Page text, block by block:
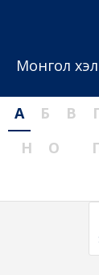
Монгол
А Б В
Н
О